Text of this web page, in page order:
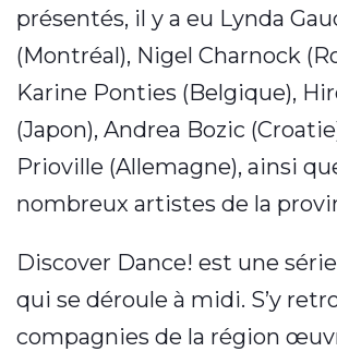
présentés, il y a eu Lynda
(Montréal), Nigel Charnock
Karine Ponties (Belgique),
(Japon), Andrea Bozic
Prioville (Allemagne), ainsi
nombreux artistes de la
Discover Dance! est une
qui se déroule à midi. S’y
compagnies de la région